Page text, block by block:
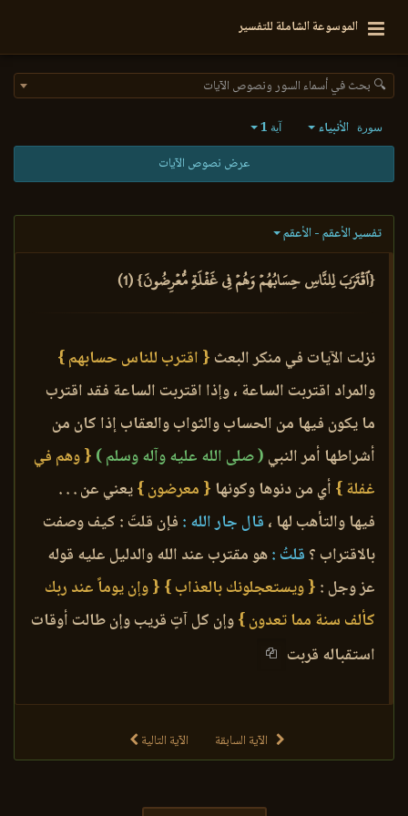
الموسوعة الشاملة للتفسير
🔍 بحث في أسماء السور ونصوص الآيات
سورة الأنبياء آية 1
عرض نصوص الآيات
تفسير الأعقم - الأعقم
{ٱقۡتَرَبَ لِلنَّاسِ حِسَابُهُمۡ وَهُمۡ فِي غَفۡلَةٖ مُّعۡرِضُونَ} (1)
نزلت الآيات في منكر البعث { اقترب للناس حسابهم }
والمراد اقتربت الساعة ، وإذا اقتربت الساعة فقد اقترب
ما يكون فيها من الحساب والثواب والعقاب إذا كان من
أشراطها أمر النبي ( صلى الله عليه وآله وسلم ) { وهم في
غفلة } أي من دنوها وكونها { معرضون }يعني عن . . .
فيها والتأهب لها ، قال جار الله : فإن قلتَ : كيف وصفت
بالاقتراب ؟ قلتُ :هو مقترب عند الله والدليل عليه قوله
عز وجل : { ويستعجلونك بالعذاب } { وإن يوماً عند ربك
كألف سنة مما تعدون }وإن كل آتٍ قريب وإن طالت أوقات
استقباله قربت
الآية السابقة الآية التالية